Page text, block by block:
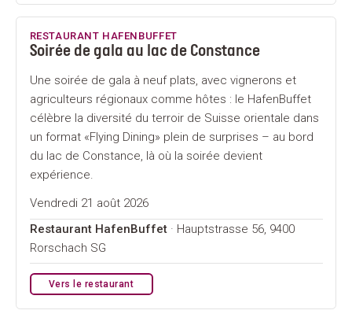
RESTAURANT HAFENBUFFET
Soirée de gala au lac de Constance
Une soirée de gala à neuf plats, avec vignerons et
agriculteurs régionaux comme hôtes : le HafenBuffet
célèbre la diversité du terroir de Suisse orientale dans
un format «Flying Dining» plein de surprises – au bord
du lac de Constance, là où la soirée devient
expérience.
Vendredi 21 août 2026
Restaurant HafenBuffet· Hauptstrasse 56, 9400
Rorschach SG
Vers le restaurant